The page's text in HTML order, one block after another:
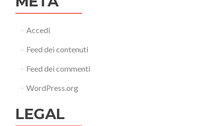
Accedi
Feed dei contenuti
Feed dei commenti
WordPress.org
LEGAL